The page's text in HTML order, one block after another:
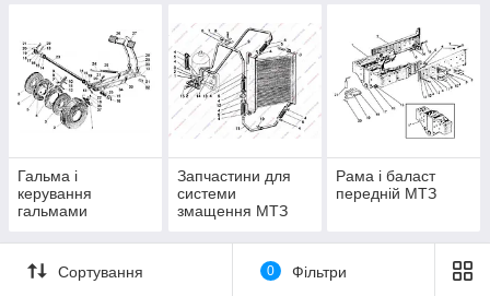
Гальма і
керування
гальмами
Запчастини для
системи
змащення МТЗ
Рама і баласт
передній МТЗ
Сортування 0 Фільтри